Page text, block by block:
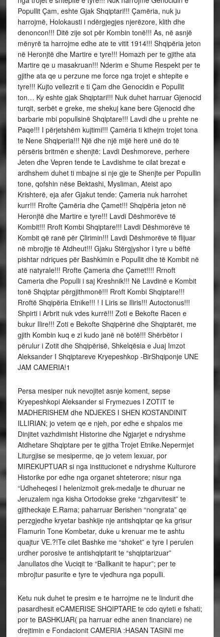
Popullit Çam, eshte Gjak Shqiptari!!! Çamëria, nuk ju
harrojmë, Holokausti i ndërgjegjes njerëzore, klith dhe
denoncon!!! Ditë zije sot për Kombin tonë!!! As, në asnjë
mënyrë ta harrojme edhe ate te vitit 1914!!! Shqipëria jeton
në Heronjtë dhe Martire e tyre!!! Homazh per te gjithe ata
Martire qe u masakruan!!! Nderim e Shume Respekt per te
gjithe ata qe u perzune me force nga trojet e shtepite e
tyre!!! Kujto vellezrit e ti Çam dhe Genocidin e Popullit
ton… Ky eshte gjak Shqiptari!!! Nuk duhet harruar Gjenocid
turqit, serbët e greke, me shekuj kane bere Gjenocid dhe
barbarie mbi popullsinë Shqiptare!!! Lavdi dhe u prehte ne
Paqe!!! I përjetshëm kujtimi!!! Çamëria ti kthejm trojet tona
te Nene Shqiperia!!! Një dhe një mijë herë unë do të
përsëris britmën e shenjtë: Lavdi Deshmoreve, perhere
Jeten dhe Vepren tende te Lavdishme te cilat brezat e
ardhshem duhet ti mbajne si nje gje te Shenjte per Popullin
tone, qofshin nëse Bektashi, Mysliman, Ateist apo
Krishterë, eja afer Gjakut tende: Çameria nuk harrohet
kurr!!! Rrofte Çamëria dhe Çamet!!! Shqipëria jeton në
Heronjtë dhe Martire e tyre!!! Lavdi Dëshmorëve të
Kombit!!! Rroft Kombi Shqiptare!!! Lavdi Dëshmorëve të
Kombit që ranë për Çlirimin!!! Lavdi Dëshmorëve të flijuar
në mbrojtje të Atdheut!!! Gjaku Stërgjyshor i tyre u bëftë
pishtar ndriçues për Bashkimin e Popullit dhe të Kombit në
atë natyrale!!! Rrofte Çameria dhe Çamet!!!! Rrnoft
Cameria dhe Populli i saj Kreshnik!!! Në Lavdinë e Kombit
tonë Shqiptar përgjithmonë!!! Rroft Kombi Shqiptare!!!
Rroftë Shqipëria Etnike!!! ! I Liris se Iliris!!! Autoctonus!!!
Shpirti i Arbrit nuk vdes kurrë!!! Zoti e Bekofte Racen e
bukur Ilire!!! Zoti e Bekofte Shqipërinë dhe Shqiptarët, me
gjith Kombin kuq e zi kudo janë në botë!!! Shërbëtor i
përulur i Zotit dhe Shqipërisë, Shkelqësia e Juaj Imzot
Aleksander I Shqiptareve Kryepeshkop -BirShqiponje UNE
JAM CAMERIA!1
Persa mesiper nuk nevojitet asnje koment, sepse
Kryepeshkopi Aleksander si Frymezues I ZOTIT te
MADHERISHEM dhe NDJEKES I SHEN KOSTANDINIT
ILLIRIAN; jo vetem qe e njeh, por edhe e shpalos me
Dinjitet vazhdimisht Historine dhe Ngjarjet e ndryshme
Atdhetare Shqiptare per te gjitha Trojet Etnike.Nepermjet
Liturgjise se mesiperme, qe jo vetem lexuar, por
MIREKUPTUAR si nga institucionet e ndryshme Kulturore
Historike por edhe nga organet shteterore; nisur nga
“Udheheqesi I helenizmoit grek-medalje te dhuruar ne
Jeruzalem nga kisha Ortodokse greke “zhgarvitesit” te
gjitheckaje E.Rama; paharruar Berishen “nongrata” qe
perzgjedhe kryetar bashkije nje antishqiptar qe ka grisur
Flamurin Tone Kombetar, duke u krenuar me te ashtu
quajtur VE.?!Te cilet Bashke me “shoket” e tyre I perulen
urdher porosive te antishqiptarit te “shqiptarizuar”
Janullatos dhe Vuciqit te “Ballkanit te hapur”; per te
mbrojtur pasurite e tyre te vjedhura nga populli.
Ketu nuk duhet te presim e te harrojme ne te lindurit dhe
pasardhesit eCAMERISE SHQIPTARE te cdo qyteti e fshati;
por te BASHKUAR( pa harruar edhe anen financiare) ne
drejtimin e Fondacionit CAMERIA :HASAN TASINI me